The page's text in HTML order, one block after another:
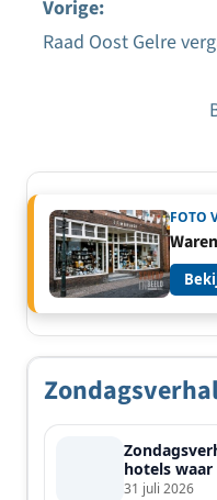
Vorige:
Raad Oost Gelre
FOTO
hotels
31 juli 2026